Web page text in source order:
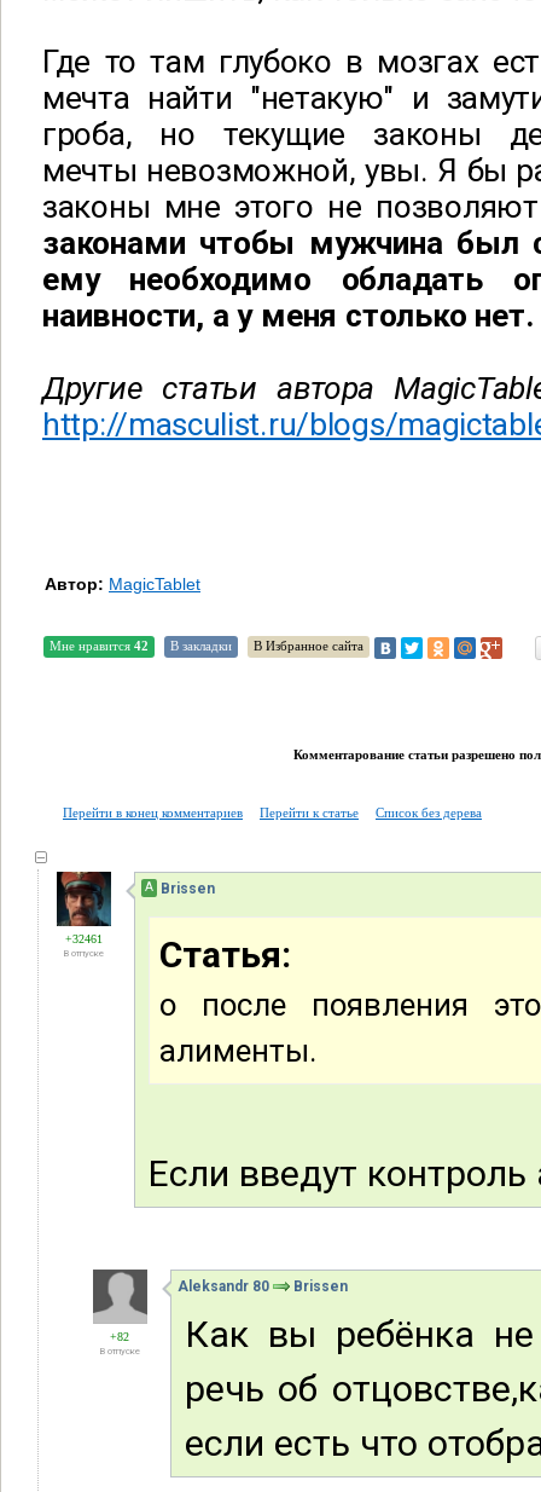
Где то там глубоко в мозгах
мечта найти "нетакую" и
гроба, но текущие законы
мечты невозможной, увы. Я бы
законы мне этого не
законами чтобы мужчина был
ему необходимо обладать
наивности, а у меня столько нет.
Другие статьи автора
http://masculist.ru/blogs/
Автор: MagicTablet
Мне нравится 42 В закладки В Избранное сайта
Комментарование статьи разрешено
Перейти в конец комментариев Перейти к статье Список без дерева
+32461
В отпуске
А Brissen
Статья:
о после появления
алименты.
Если введут
+82
В отпуске
Aleksandr 80 Brissen
Как вы ребёнка
речь об
если есть что